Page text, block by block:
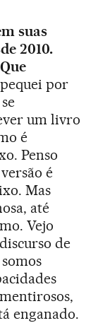
suas
2010.
por
um livro
é
Penso
é
Mas
até
Vejo
de
enganado.